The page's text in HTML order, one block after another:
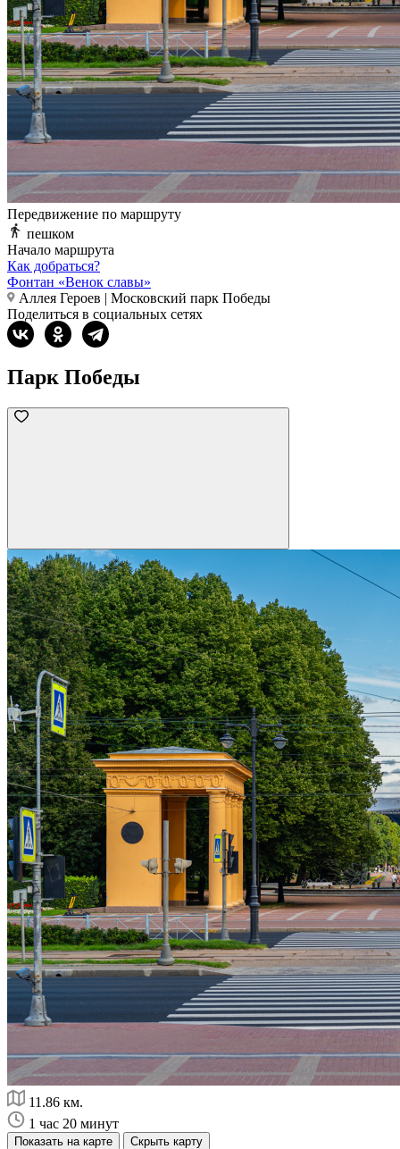
Передвижение по маршруту
пешком
Начало маршрута
Как добраться?
Фонтан «Венок славы»
Аллея Героев | Московский парк Победы
Поделиться в социальных сетях
Парк Победы
11.86 км.
1 час 20 минут
Показать на карте Скрыть карту